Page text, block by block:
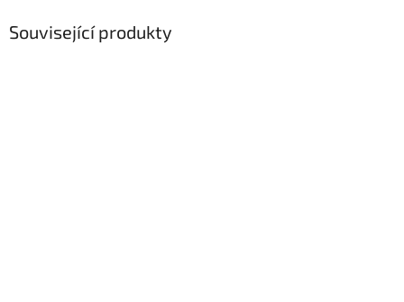
Související produkty